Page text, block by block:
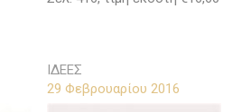
ΙΔΕΕΣ
29 Φεβρουαρίου 2016